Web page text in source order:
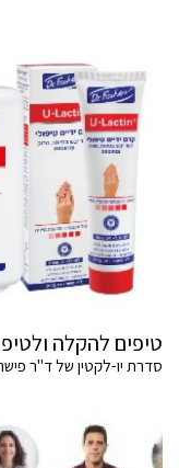
טיפים להקלה
סדרת יו-לקטין של ד"ר